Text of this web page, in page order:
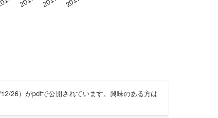
26）がpdfで公開されています。興味のある方は